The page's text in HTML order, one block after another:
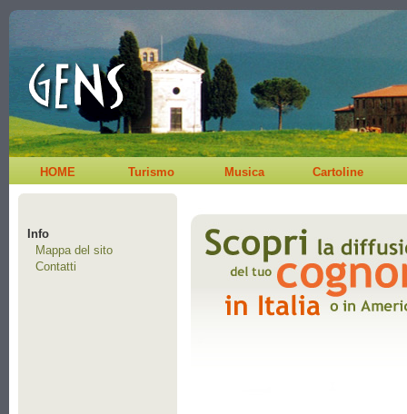
HOME Turismo Musica Cartoline
Info
Mappa del sito
Contatti